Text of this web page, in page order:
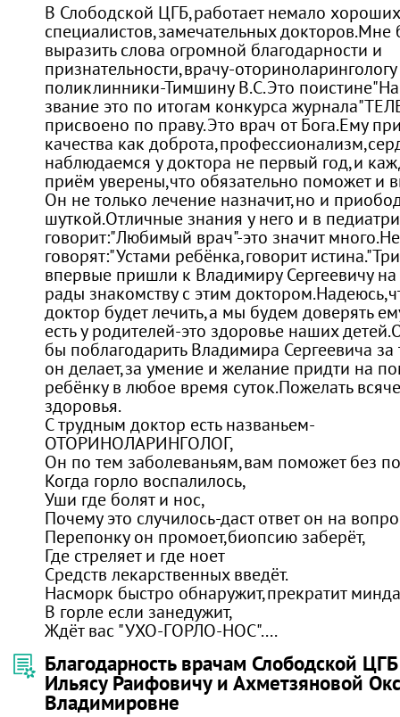
В Слободской ЦГБ,работает немало хороших
специалистов,замечательных докторов.Мне
выразить слова огромной благодарности и
признательности,врачу-
поликлинники-Тимшину В.С.Это
звание это по итогам конкурса
присвоено по праву.Это врач от Бога.Ему
качества как
наблюдаемся у доктора не первый год,и
приём уверены,что обязательно поможет и
Он не только лечение назначит,но и
шуткой.Отличные знания у него и в
говорит:"Любимый врач"-это значит
говорят:"Устами ребёнка,говорит
впервые пришли к Владимиру Сергеевичу
рады знакомству с этим
доктор будет лечить,а мы будем доверять
есть у родителей-это здоровье наших
бы поблагодарить Владимира Сергеевича
он делает,за умение и желание придти на
ребёнку в любое время суток.Пожелать
здоровья.
С трудным доктор есть названьем-
ОТОРИНОЛАРИНГОЛОГ,
Он по тем заболеваньям,вам поможет без
Когда горло воспалилось,
Уши где болят и нос,
Почему это случилось-даст ответ он на
Перепонку он промоет,биопсию заберёт,
Где стреляет и где ноет
Средств лекарственных введёт.
Насморк быстро обнаружит,прекратит
В горле если занедужит,
Ждёт вас "УХО-ГОРЛО-НОС"....
Благодарность врачам Слободской
Ильясу Раифовичу и Ахметзяновой
Владимировне